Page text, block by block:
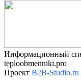
Информационный
teploobmenniki.pro
Проект B2B-Studio.ru